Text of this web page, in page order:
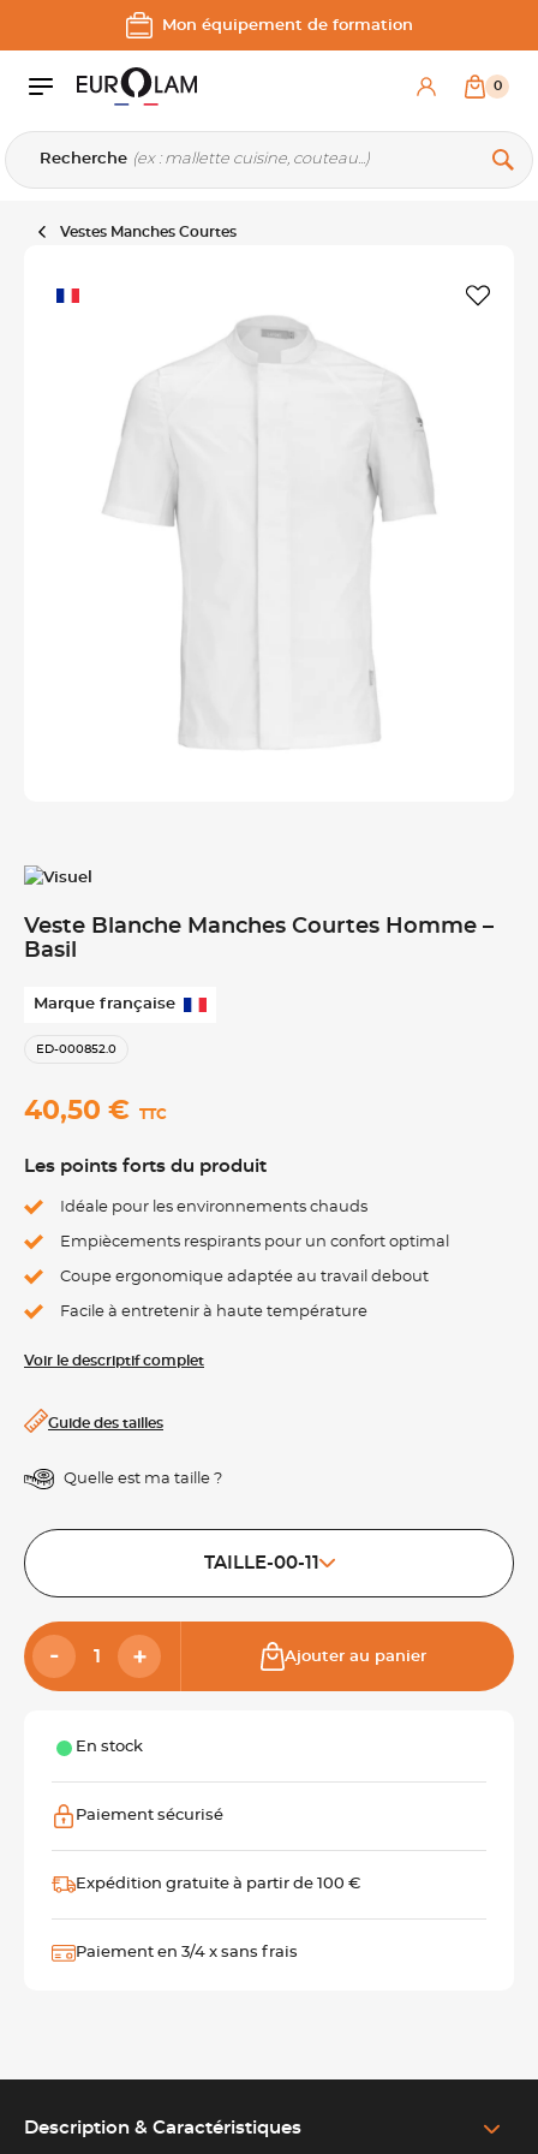
Aller au contenu
Aller à la navigation principale
Mon équipement de formation
Recherche
0
Vestes Manches Courtes
Veste Blanche Manches Courtes Homme –
Basil
Marque française
ED-000852.0
40,50 € TTC
Les points forts du produit
Idéale pour les environnements chauds
Empiècements respirants pour un confort optimal
Coupe ergonomique adaptée au travail debout
Facile à entretenir à haute température
Voir le descriptif complet
Guide des tailles
Quelle est ma taille ?
TAILLE-00-11
Ajouter au panier
En stock
Paiement sécurisé
Expédition gratuite à partir de 100 €
Paiement en 3/4 x sans frais
Description & Caractéristiques